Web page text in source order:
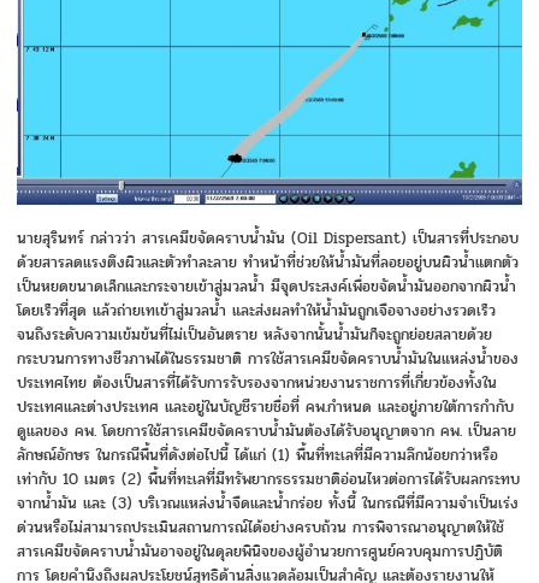
นายสุรินทร์ กล่าวว่า สารเคมีขจัดคราบน้ำมัน (Oil Dispersant) เป็นสารที่ประกอบ
ด้วยสารลดแรงตึงผิวและตัวทำละลาย ทำหน้าที่ช่วยให้น้ำมันที่ลอยอยู่บนผิวน้ำแตกตัว
เป็นหยดขนาดเล็กและกระจายเข้าสู่มวลน้ำ มีจุดประสงค์เพื่อขจัดน้ำมันออกจากผิวน้ำ
โดยเร็วที่สุด แล้วถ่ายเทเข้าสู่มวลน้ำ และส่งผลทำให้น้ำมันถูกเจือจางอย่างรวดเร็ว
จนถึงระดับความเข้มข้นที่ไม่เป็นอันตราย หลังจากนั้นน้ำมันก็จะถูกย่อยสลายด้วย
กระบวนการทางชีวภาพได้ในธรรมชาติ การใช้สารเคมีขจัดคราบน้ำมันในแหล่งน้ำของ
ประเทศไทย ต้องเป็นสารที่ได้รับการรับรองจากหน่วยงานราชการที่เกี่ยวข้องทั้งใน
ประเทศและต่างประเทศ และอยู่ในบัญชีรายชื่อที่ คพ.กำหนด และอยู่ภายใต้การกำกับ
ดูแลของ คพ. โดยการใช้สารเคมีขจัดคราบน้ำมันต้องได้รับอนุญาตจาก คพ. เป็นลาย
ลักษณ์อักษร ในกรณีพื้นที่ดังต่อไปนี้ ได้แก่ (1) พื้นที่ทะเลที่มีความลึกน้อยกว่าหรือ
เท่ากับ 10 เมตร (2) พื้นที่ทะเลที่มีทรัพยากรธรรมชาติอ่อนไหวต่อการได้รับผลกระทบ
จากน้ำมัน และ (3) บริเวณแหล่งน้ำจืดและน้ำกร่อย ทั้งนี้ ในกรณีที่มีความจำเป็นเร่ง
ด่วนหรือไม่สามารถประเมินสถานการณ์ได้อย่างครบถ้วน การพิจารณาอนุญาตให้ใช้
สารเคมีขจัดคราบน้ำมันอาจอยู่ในดุลยพินิจของผู้อำนวยการศูนย์ควบคุมการปฏิบัติ
การ โดยคำนึงถึงผลประโยชน์สุทธิด้านสิ่งแวดล้อมเป็นสำคัญ และต้องรายงานให้